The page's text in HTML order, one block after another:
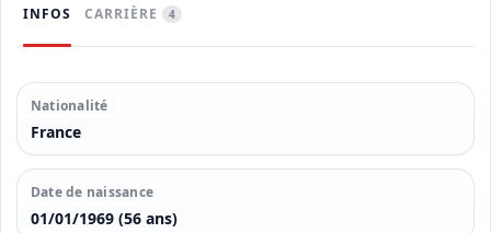
INFOS CARRIÈRE 4
Nationalité
France
Date de naissance
01/01/1969 (56 ans)